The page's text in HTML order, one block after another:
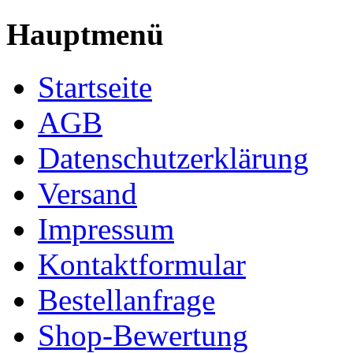
Hauptmenü
Startseite
AGB
Datenschutzerklärung
Versand
Impressum
Kontaktformular
Bestellanfrage
Shop-Bewertung